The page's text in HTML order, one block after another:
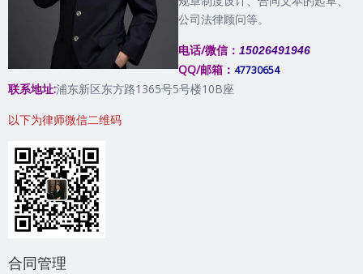
公司法律顾问等。
电话/微信： 15026491946
QQ/邮箱： 47730654
联系地址:浦东新区东方路1365号5号楼10B座
以下为律师微信二维码
合同管理